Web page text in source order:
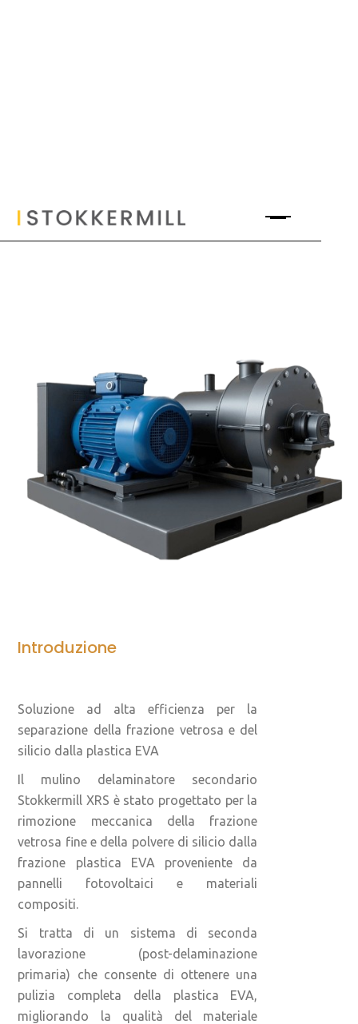
Mulino Delaminatore Secondario
Introduzione
Soluzione ad alta efficienza per la
separazione della frazione vetrosa e del
silicio dalla plastica EVA
Il mulino delaminatore secondario
Stokkermill XRS è stato progettato per la
rimozione meccanica della frazione
vetrosa fine e della polvere di silicio dalla
frazione plastica EVA proveniente da
pannelli fotovoltaici e materiali
compositi.
Si tratta di un sistema di seconda
lavorazione (post-delaminazione
primaria) che consente di ottenere una
pulizia completa della plastica EVA,
migliorando la qualità del materiale